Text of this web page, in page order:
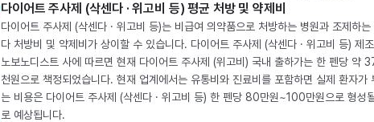
다이어트 주사제 (삭센다 · 위고비 등) 평균 처방 및 약제비
다이어트 주사제 (삭센다 · 위고비 등)는 비급여 의약품으로 처방하는 병원과 조제하는
다 처방비 및 약제비가 상이할 수 있습니다. 다이어트 주사제 (삭센다 · 위고비 등) 제
노보노디스트 사에 따르면 현재 다이어트 주사제 (위고비) 국내 출하가는 한 펜당 약
천원으로 책정되었습니다. 현재 업계에서는 유통비와 진료비를 포함하면 실제 환자가
는 비용은 다이어트 주사제 (삭센다 · 위고비 등) 한 펜당 80만원~100만원으로 형성
로 예상됩니다.